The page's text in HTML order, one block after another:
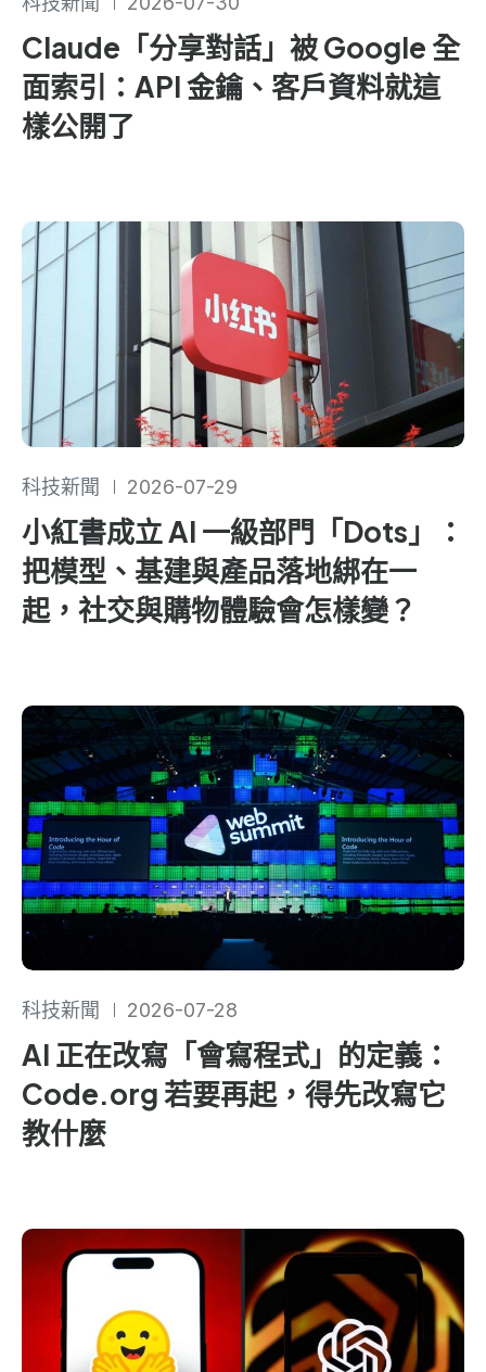
Claude「分享對話」被 Google 全
面索引：API 金鑰、客戶資料就這
樣公開了
科技新聞 2026-07-29
小紅書成立 AI 一級部門「Dots」：
把模型、基建與產品落地綁在一
起，社交與購物體驗會怎樣變？
科技新聞 2026-07-28
AI 正在改寫「會寫程式」的定義：
Code.org 若要再起，得先改寫它
教什麼